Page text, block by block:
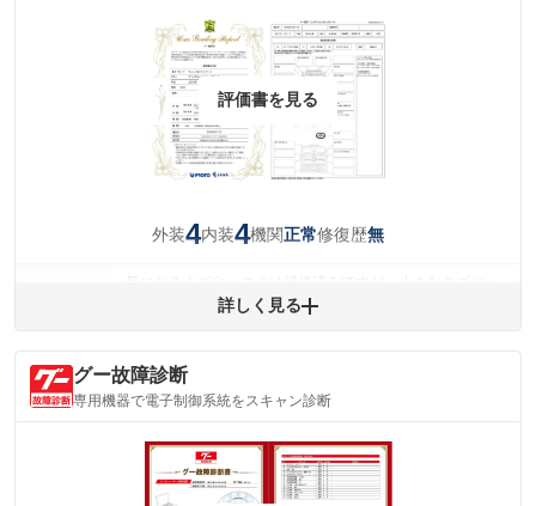
評価書を見る
外装4内装4機関正常修復歴無
コミが残っています。
内装
(内装状態)
気になる汚れ等が、部分的にあります。
詳細は鑑定書をご確認ください。
詳しく見る
グー故障診断
専用機器で電子制御系統をスキャン診断